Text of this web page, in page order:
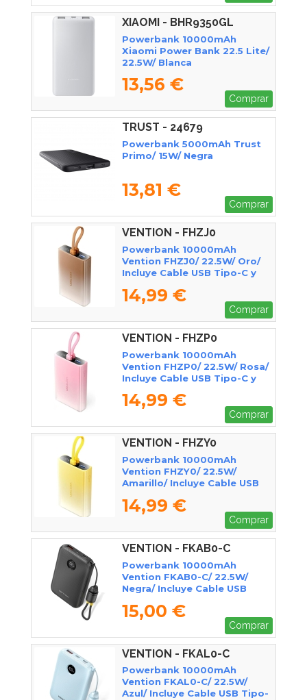
XIAOMI - BHR9350GL
Powerbank 10000mAh
Xiaomi Power Bank 22.5 Lite/
22.5W/ Blanca
13,56 €
Comprar
TRUST - 24679
Powerbank 5000mAh Trust
Primo/ 15W/ Negra
13,81 €
Comprar
VENTION - FHZJ0
Powerbank 10000mAh
Vention FHZJ0/ 22.5W/ Oro/
Incluye Cable USB Tipo-C y
14,99 €
Comprar
VENTION - FHZP0
Powerbank 10000mAh
Vention FHZP0/ 22.5W/ Rosa/
Incluye Cable USB Tipo-C y
14,99 €
Comprar
VENTION - FHZY0
Powerbank 10000mAh
Vention FHZY0/ 22.5W/
Amarillo/ Incluye Cable USB
14,99 €
Comprar
VENTION - FKAB0-C
Powerbank 10000mAh
Vention FKAB0-C/ 22.5W/
Negra/ Incluye Cable USB
15,00 €
Comprar
VENTION - FKAL0-C
Powerbank 10000mAh
Vention FKAL0-C/ 22.5W/
Azul/ Incluye Cable USB Tipo-